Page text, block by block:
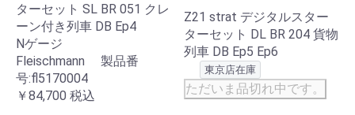
ターセット SL BR 051 クレ
ーン付き列車 DB Ep4
Nゲージ
Fleischmann 製品番
号:fl5170004
￥84,700 税込
Z21 strat デジタルスター
ターセット DL BR 204 貨物
列車 DB Ep5 Ep6
東京店在庫
ただいま品切れ中です。